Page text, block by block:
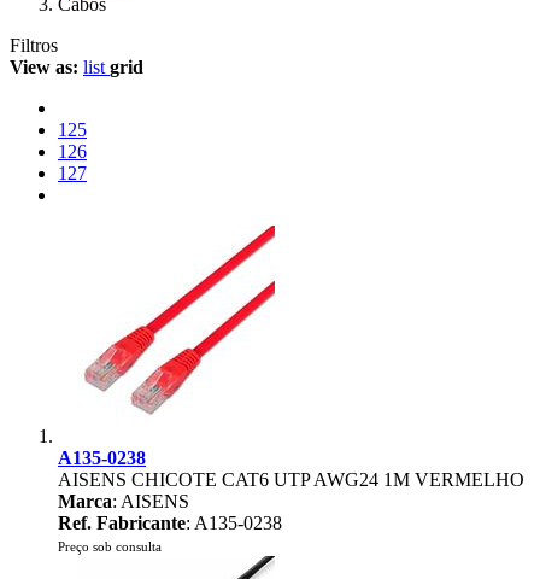
Cabos
Filtros
View as: list grid
125
126
127
A135-0238
AISENS CHICOTE CAT6 UTP AWG24 1M VERMELHO
Marca: AISENS
Ref. Fabricante: A135-0238
Preço sob consulta